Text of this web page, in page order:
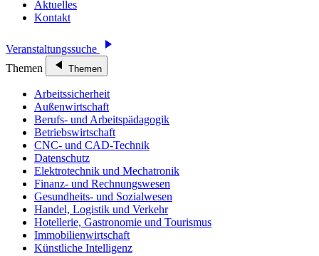
Aktuelles
Kontakt
Veranstaltungssuche
Themen
Themen
Arbeitssicherheit
Außenwirtschaft
Berufs- und Arbeitspädagogik
Betriebswirtschaft
CNC- und CAD-Technik
Datenschutz
Elektrotechnik und Mechatronik
Finanz- und Rechnungswesen
Gesundheits- und Sozialwesen
Handel, Logistik und Verkehr
Hotellerie, Gastronomie und Tourismus
Immobilienwirtschaft
Künstliche Intelligenz